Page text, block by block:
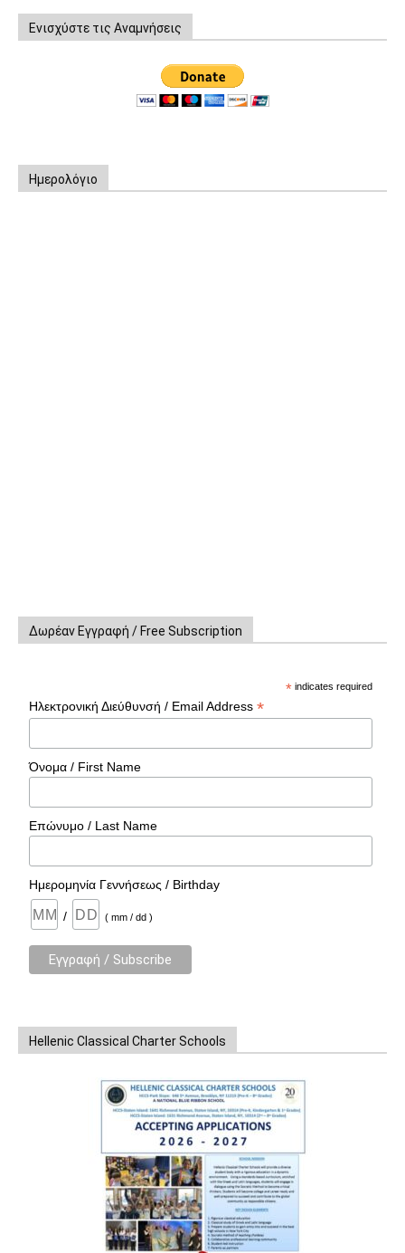
Ενισχύστε τις Αναμνήσεις
Ημερολόγιο
Δωρέαν Εγγραφή / Free Subscription
* indicates required
Ηλεκτρονική Διεύθυνσή / Email Address*
Όνομα / First Name
Επώνυμο / Last Name
Ημερομηνία Γεννήσεως / Birthday
/ ( mm / dd )
Hellenic Classical Charter Schools